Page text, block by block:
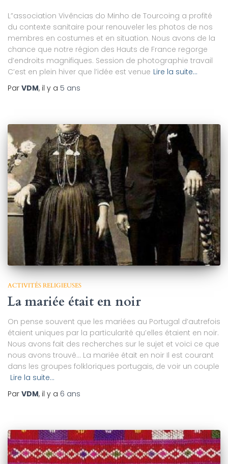
L”association Vivências do Minho de Tourcoing a profité
du contexte sanitaire pour renouveler les photos de nos
membres en costumes et en situation. Nous avons de la
chance que notre région des Hauts de France regorge
d’endroits magnifiques. Session de photographie travail
C’est en plein hiver que l’idée est venue Lire la suite…
Par VDM, il y a 5 ans
ACTIVITÉS RELIGIEUSES
La mariée était en noir
On pense souvent que les mariées au Portugal d’autrefois
étaient uniques par la particularité qu’elles étaient en noir.
Nous avons fait des recherches sur le sujet et voici ce que
nous avons trouvé… La mariée était en noir Il est courant
dans les groupes folkloriques portugais, de voir un couple
Lire la suite…
Par VDM, il y a 6 ans